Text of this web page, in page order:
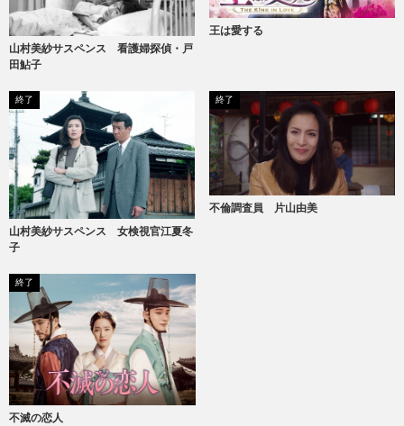
山村美紗サスペンス 看護婦探偵・戸
田鮎子
王は愛する
終了
山村美紗サスペンス 女検視官江夏冬
子
終了
不倫調査員 片山由美
終了
不滅の恋人